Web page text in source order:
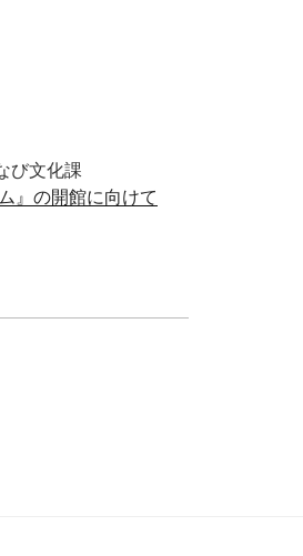
び文化課
』の開館に向けて